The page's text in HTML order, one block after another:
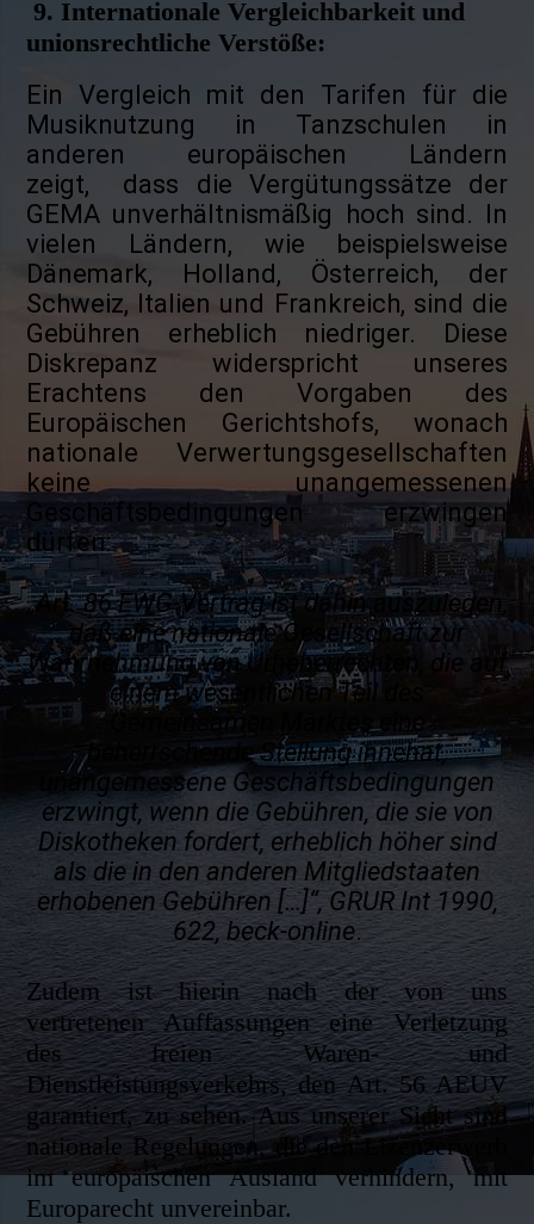
9. Internationale Vergleichbarkeit und
unionsrechtliche Verstöße:
Ein Vergleich mit den Tarifen für die
Musiknutzung in Tanzschulen in
anderen europäischen Ländern
zeigt, dass die Vergütungssätze der
GEMA unverhältnismäßig hoch sind. In
vielen Ländern, wie beispielsweise
Dänemark, Holland, Österreich, der
Schweiz, Italien und Frankreich, sind die
Gebühren erheblich niedriger. Diese
Diskrepanz widerspricht unseres
Erachtens den Vorgaben des
Europäischen Gerichtshofs, wonach
nationale Verwertungsgesellschaften
keine unangemessenen
Geschäftsbedingungen erzwingen
dürfen:
„Art. 86 EWG-Vertrag ist dahin auszulegen,
daß eine nationale Gesellschaft zur
Wahrnehmung von Urheberrechten, die auf
einem wesentlichen Teil des
Gemeinsamen Marktes eine
beherrschende Stellung innehat,
unangemessene Geschäftsbedingungen
erzwingt, wenn die Gebühren, die sie von
Diskotheken fordert, erheblich höher sind
als die in den anderen Mitgliedstaaten
erhobenen Gebühren […]“, GRUR Int 1990,
622, beck-online.
Zudem ist hierin nach der von uns
vertretenen Auffassungen eine Verletzung
des freien Waren- und
Dienstleistungsverkehrs, den Art. 56 AEUV
garantiert, zu sehen. Aus unserer Sicht sind
nationale Regelungen, die den Lizenzerwerb
im europäischen Ausland verhindern, mit
Europarecht unvereinbar.